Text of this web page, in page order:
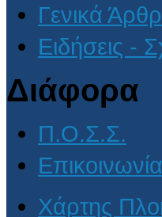
Γενικά
Ειδήσεις -
Διάφορα
Π.Ο.Σ.Σ.
Επικοινωνία
Χάρτης